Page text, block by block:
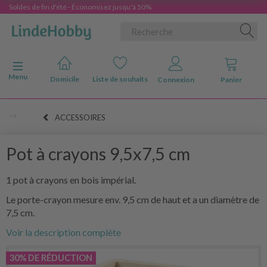
Soldes de fin d'été - Économisez jusqu'à 50%
Basculer la navigation
Menu
Domicile Liste de souhaits Connexion Panier
ACCESSOIRES
Pot à crayons 9,5x7,5 cm
1 pot à crayons en bois impérial.
Le porte-crayon mesure env. 9,5 cm de haut et a un diamètre de
7,5 cm.
Voir la description complète
30% DE RÉDUCTION